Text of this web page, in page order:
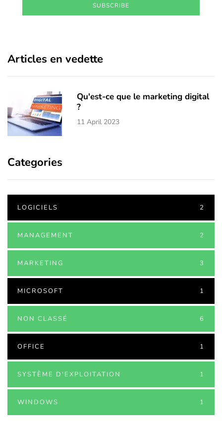
SUBSCRIBE
Articles en vedette
Qu'est-ce que le marketing digital
?
11 April 2023
Categories
LOGICIELS 2
MANAGEMENT 2
MARKETING 3
MICROSOFT 1
NON CLASSÉ 6
OFFICE 1
SYSTÈME D'EXPLOITATION 1
WINDOWS 1